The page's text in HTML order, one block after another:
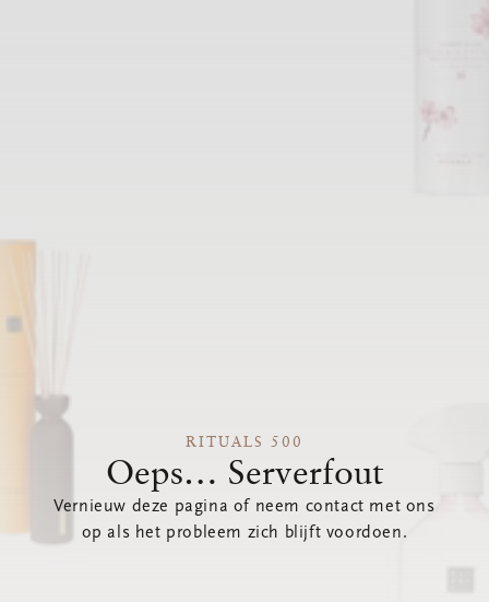
RITUALS 500
Oeps… Serverfout
Vernieuw deze pagina of neem contact met ons
op als het probleem zich blijft voordoen.